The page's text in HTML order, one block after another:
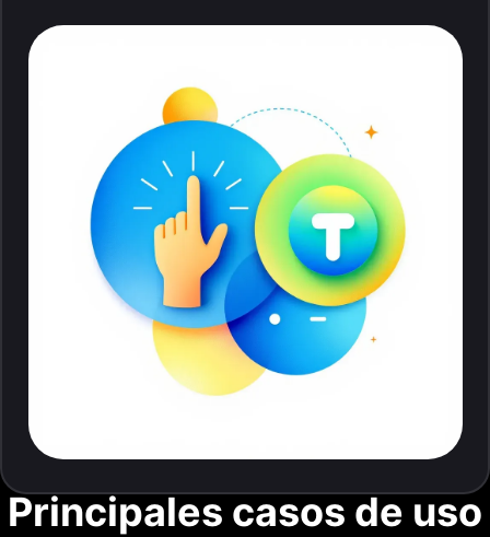
Principales casos de uso